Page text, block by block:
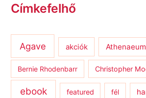
Címkefelhő
Agave akciók Athenaeum
Bernie Rhodenbarr Christopher
ebook featured fél